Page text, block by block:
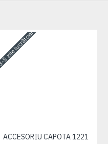
3-5 zile lucrătoare
ACCESORIU CAPOTA 1221